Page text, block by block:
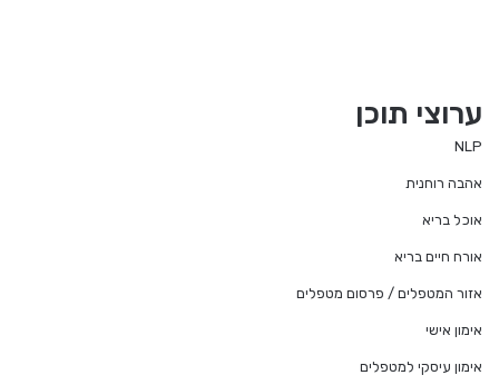
ערוצי תוכן
NLP
אהבה רוחנית
אוכל בריא
אורח חיים בריא
אזור המטפלים / פרסום מטפלים
אימון אישי
אימון עיסקי למטפלים